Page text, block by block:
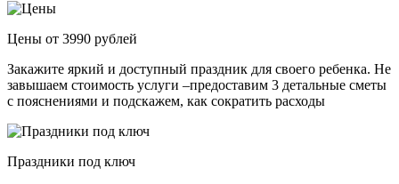
Цены от 3990 рублей
Закажите яркий и доступный праздник для своего ребенка. Не
завышаем стоимость услуги –предоставим 3 детальные сметы
с пояснениями и подскажем, как сократить расходы
Праздники под ключ